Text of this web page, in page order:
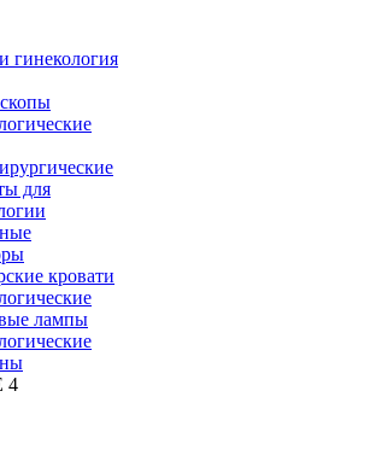
гинекология
для
кровати
лампы
4